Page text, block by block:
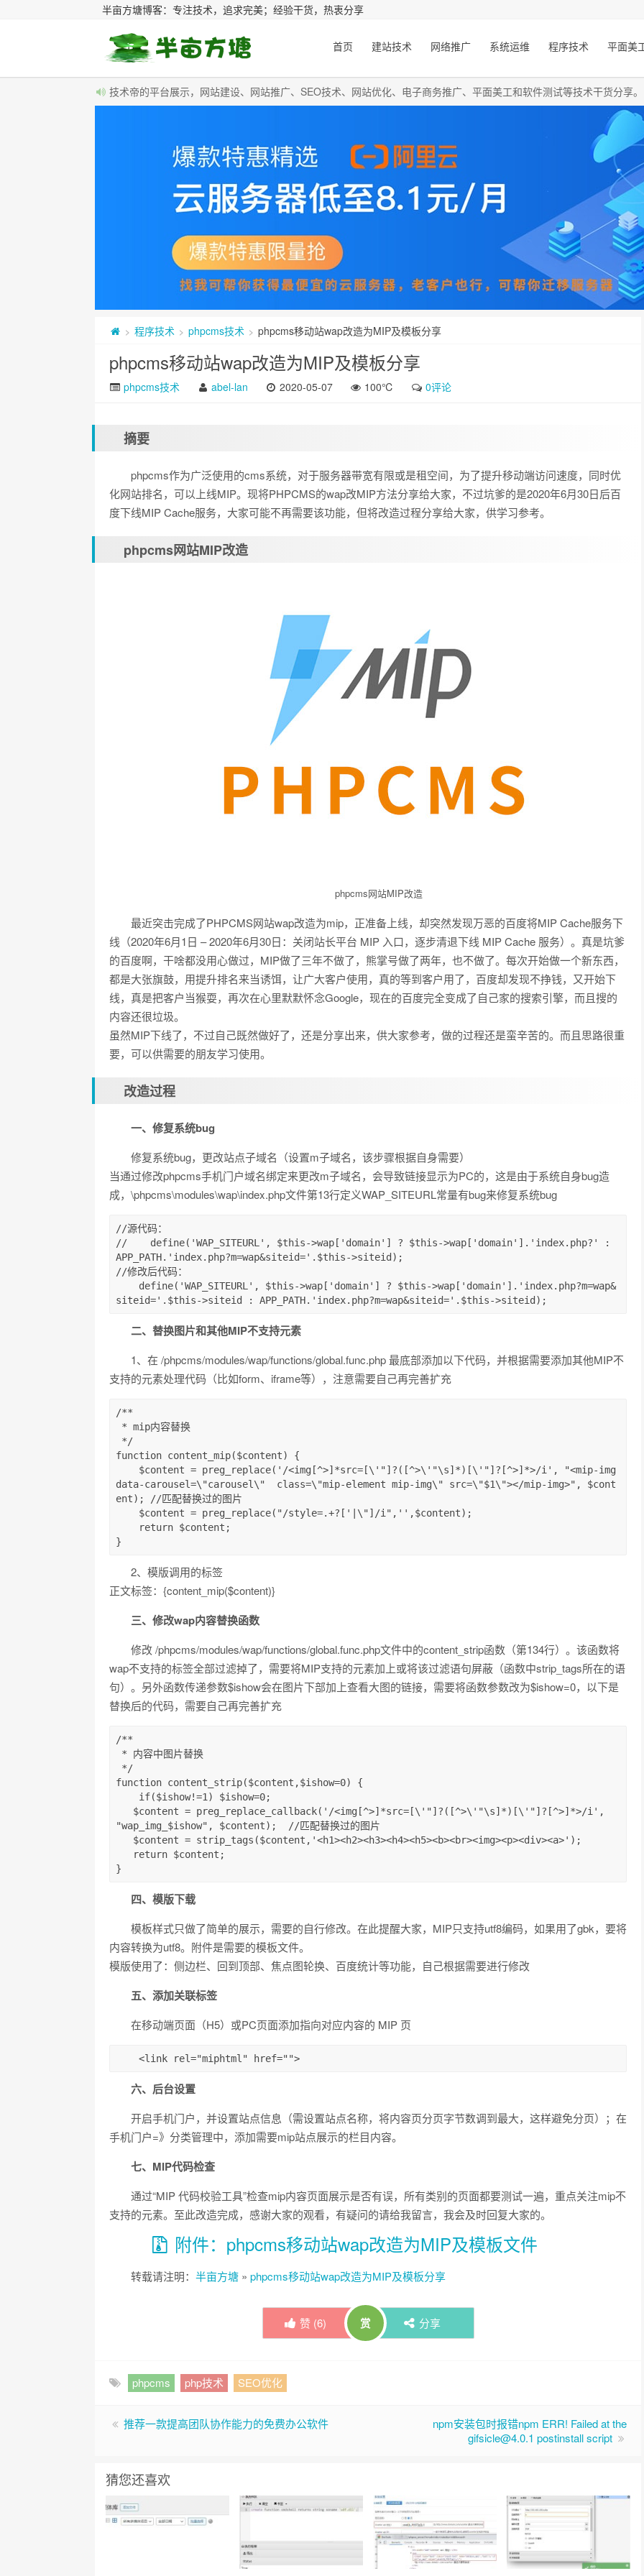
半亩方塘博客：专注技术，追求完美；经验干货，热衷分享
首页 建站技术 网络推广 系统运维 程序技术 平面美
技术帝的平台展示，网站建设、网站推广、SEO技术、网站优化、电子商务推广、平面美工和软件测试等技术干货分享。
> 程序技术 > phpcms技术 > phpcms移动站wap改造为MIP及模板分享
phpcms移动站wap改造为MIP及模板分享
phpcms技术 abel-lan 2020-05-07 100℃ 0评论
摘要
phpcms作为广泛使用的cms系统，对于服务器带宽有限或是租空间，为了提升移动端访问速度，同时优
化网站排名，可以上线MIP。现将PHPCMS的wap改MIP方法分享给大家，不过坑爹的是2020年6月30日后百
度下线MIP Cache服务，大家可能不再需要该功能，但将改造过程分享给大家，供学习参考。
phpcms网站MIP改造
phpcms网站MIP改造
最近突击完成了PHPCMS网站wap改造为mip，正准备上线，却突然发现万恶的百度将MIP Cache服务下
线（2020年6月1日 – 2020年6月30日：关闭站长平台 MIP 入口，逐步清退下线 MIP Cache 服务）。真是坑爹
的百度啊，干啥都没用心做过，MIP做了三年不做了，熊掌号做了两年，也不做了。每次开始做一个新东西，
都是大张旗鼓，用提升排名来当诱饵，让广大客户使用，真的等到客户用了，百度却发现不挣钱，又开始下
线，真是把客户当猴耍，再次在心里默默怀念Google，现在的百度完全变成了自己家的搜索引擎，而且搜的
内容还很垃圾。
虽然MIP下线了，不过自己既然做好了，还是分享出来，供大家参考，做的过程还是蛮辛苦的。而且思路很重
要，可以供需要的朋友学习使用。
改造过程
一、修复系统bug
修复系统bug，更改站点子域名（设置m子域名，该步骤根据自身需要）
当通过修改phpcms手机门户域名绑定来更改m子域名，会导致链接显示为PC的，这是由于系统自身bug造
成，\phpcms\modules\wap\index.php文件第13行定义WAP_SITEURL常量有bug来修复系统bug
//源代码：
//    define('WAP_SITEURL', $this->wap['domain'] ? $this->wap['domain'].'index.php?' :
APP_PATH.'index.php?m=wap&siteid='.$this->siteid);
//修改后代码：
siteid='.$this->siteid : APP_PATH.'index.php?m=wap&siteid='.$this->siteid);
二、替换图片和其他MIP不支持元素
1、在 /phpcms/modules/wap/functions/global.func.php 最底部添加以下代码，并根据需要添加其他MIP不
支持的元素处理代码（比如form、iframe等），注意需要自己再完善扩充
/**
function content_mip($content) {
data-carousel=\"carousel\"  class=\"mip-element mip-img\" src=\"$1\"></mip-img>", $cont
ent); //匹配替换过的图片
}
2、模版调用的标签
正文标签：{content_mip($content)}
三、修改wap内容替换函数
修改 /phpcms/modules/wap/functions/global.func.php文件中的content_strip函数（第134行）。该函数将
wap不支持的标签全部过滤掉了，需要将MIP支持的元素加上或将该过滤语句屏蔽（函数中strip_tags所在的语
句）。另外函数传递参数$ishow会在图片下部加上查看大图的链接，需要将函数参数改为$ishow=0，以下是
替换后的代码，需要自己再完善扩充
/**
function content_strip($content,$ishow=0) {
"wap_img_$ishow", $content);  //匹配替换过的图片
}
四、模版下载
模板样式只做了简单的展示，需要的自行修改。在此提醒大家，MIP只支持utf8编码，如果用了gbk，要将
内容转换为utf8。附件是需要的模板文件。
模版使用了：侧边栏、回到顶部、焦点图轮换、百度统计等功能，自己根据需要进行修改
五、添加关联标签
在移动端页面（H5）或PC页面添加指向对应内容的 MIP 页
    <link rel="miphtml" href="">
六、后台设置
开启手机门户，并设置站点信息（需设置站点名称，将内容页分页字节数调到最大，这样避免分页）；在
手机门户=》分类管理中，添加需要mip站点展示的栏目内容。
七、MIP代码检查
通过“MIP 代码校验工具”检查mip内容页面展示是否有误，所有类别的页面都要测试一遍，重点关注mip不
支持的元素。至此改造完成，感谢大家的观看，有疑问的请给我留言，我会及时回复大家的。
附件：phpcms移动站wap改造为MIP及模板文件
转载请注明： 半亩方塘 » phpcms移动站wap改造为MIP及模板分享
赞 (6) 赏 分享
phpcms php技术 SEO优化
推荐一款提高团队协作能力的免费办公软件
npm安装包时报错npm ERR! Failed at the
gifsicle@4.0.1 postinstall script
猜您还喜欢